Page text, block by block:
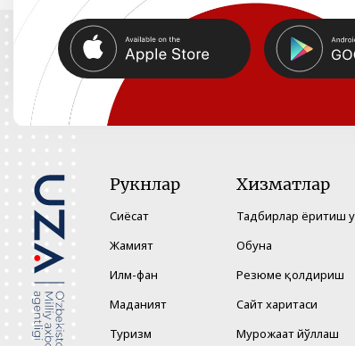
Рукнлар
Сиёсат
Жамият
Илм-фан
Маданият
Туризм
Хизматлар
Тадбирлар ёритиш
Обуна
Резюме қолдириш
Сайт харитаси
Мурожаат йўллаш